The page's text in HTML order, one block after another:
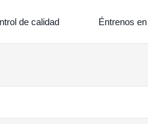
de calidad Éntrenos